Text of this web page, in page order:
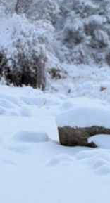
и
н
а
з
а
д